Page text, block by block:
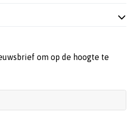
om op de hoogte te